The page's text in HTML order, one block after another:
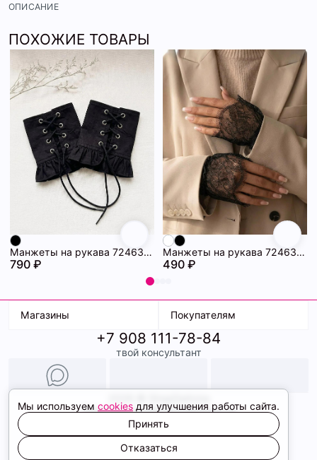
ОПИСАНИЕ
ПОХОЖИЕ ТОВАРЫ
Манжеты на рукава 72463229\15
790 ₽
Манжеты на рукава 72463223\15
490 ₽
Магазины
ТК Терминал
ТРК Континент
Покупателям
Доставка
Условия оплаты
Образы
+7 908 111-78-84
твой консультант
Политика конфиденциальности
Соглашение cookie
Сайт создали
Мы используем cookies для улучшения работы сайта.
Принять
Отказаться